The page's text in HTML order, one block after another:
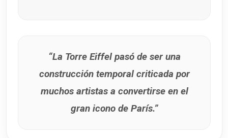
“La Torre Eiffel pasó de ser una
construcción temporal criticada por
muchos artistas a convertirse en el
gran icono de París.”